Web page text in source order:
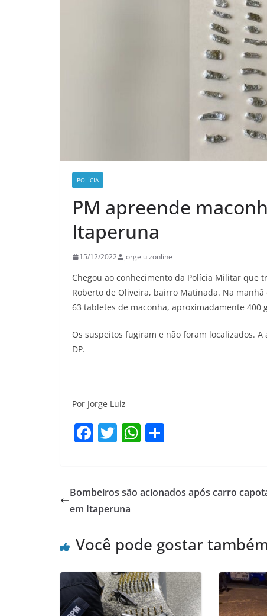
POLÍCIA
PM apreende
Itaperuna
15/12/2022 jorgeluizonline
Chegou ao conhecimento da Polícia Militar que
Roberto de Oliveira, bairro Matinada. Na
63 tabletes de maconha, aproximadamente 400
Os suspeitos fugiram e não foram localizados.
DP.
Por Jorge Luiz
F
e
b
o
k
T
er
W
s
p
e
Bombeiros são acionados após carro
em Itaperuna
Você pode gostar